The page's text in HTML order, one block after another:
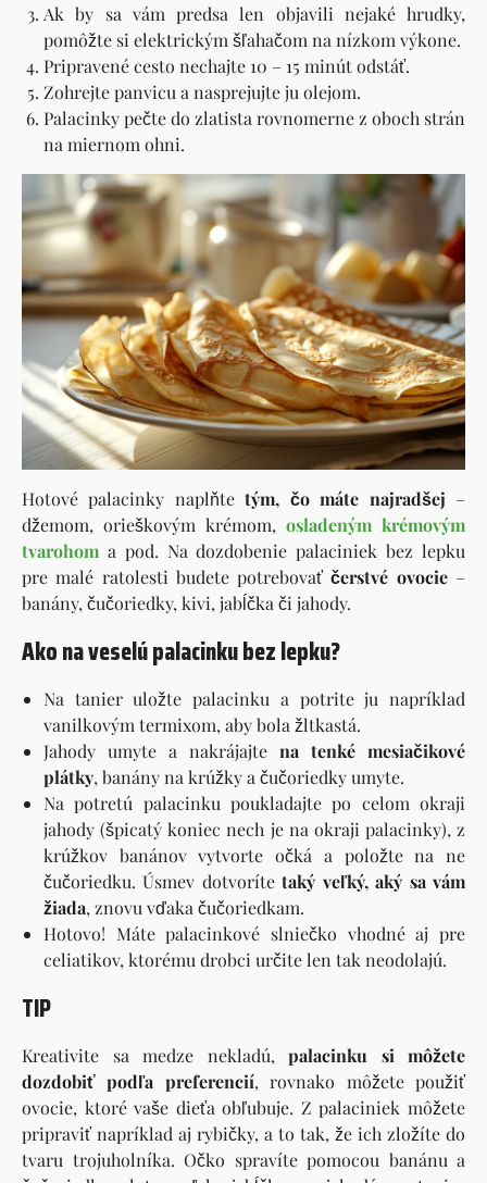
Ak by sa vám predsa len objavili nejaké hrudky,
pomôžte si elektrickým šľahačom na nízkom výkone.
Pripravené cesto nechajte 10 – 15 minút odstáť.
Zohrejte panvicu a nasprejujte ju olejom.
Palacinky pečte do zlatista rovnomerne z oboch strán
na miernom ohni.
Hotové palacinky naplňtetým, čo máte najradšej –
džemom, orieškovým krémom, osladeným krémovým
tvarohom a pod. Na dozdobenie palaciniek bez lepku
pre malé ratolesti budete potrebovaťčerstvé ovocie–
banány, čučoriedky, kivi, jabĺčka či jahody.
Ako na veselú palacinku bez lepku?
Na tanier uložte palacinku a potrite ju napríklad
vanilkovým termixom, aby bola žltkastá.
Jahody umyte a nakrájajte na tenké mesiačikové
plátky, banány na krúžky a čučoriedky umyte.
Na potretú palacinku poukladajte po celom okraji
jahody (špicatý koniec nech je na okraji palacinky), z
krúžkov banánov vytvorte očká a položte na ne
čučoriedku. Úsmev dotvorítetaký veľký, aký sa vám
žiada, znovu vďaka čučoriedkam.
Hotovo! Máte palacinkové slniečko vhodné aj pre
celiatikov, ktorému drobci určite len tak neodolajú.
TIP
Kreativite sa medze nekladú, palacinku si môžete
dozdobiť podľa preferencií, rovnako môžete použiť
ovocie, ktoré vaše dieťa obľubuje. Z palaciniek môžete
pripraviť napríklad aj rybičky, a to tak, že ich zložíte do
tvaru trojuholníka. Očko spravíte pomocou banánu a